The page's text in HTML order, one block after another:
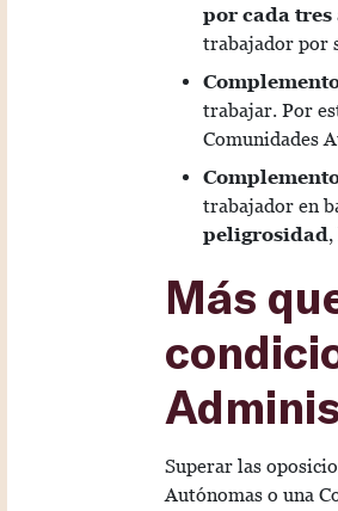
por cada tres
trabajador por
trabajar. Por
Comunidades
trabajador en
peligrosidad,
Más
Superar las
Autónomas o una